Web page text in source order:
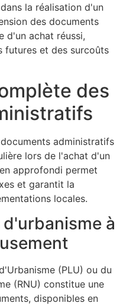
la réalisation d'un
des documents
d'un achat réussi,
futures et des surcoûts
des
administratifs
lors de l'achat d'un
approfondi permet
et garantit la
locales.
à
(PLU) ou du
(RNU) constitue une
disponibles en